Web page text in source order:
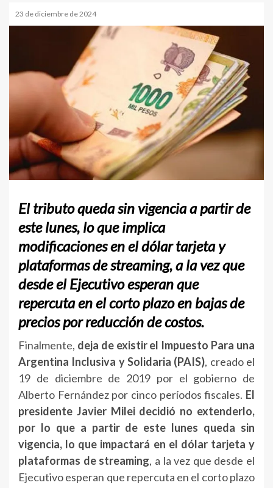
23 de diciembre de 2024
El tributo queda sin vigencia a partir de
este lunes, lo que implica
modificaciones en el dólar tarjeta y
plataformas de streaming, a la vez que
desde el Ejecutivo esperan que
repercuta en el corto plazo en bajas de
precios por reducción de costos.
Finalmente, deja de existir el Impuesto Para una
Argentina Inclusiva y Solidaria (PAIS), creado el
19 de diciembre de 2019 por el gobierno de
Alberto Fernández por cinco períodos fiscales. El
presidente Javier Milei decidió no extenderlo,
por lo que a partir de este lunes queda sin
vigencia, lo que impactará en el dólar tarjeta y
plataformas de streaming, a la vez que desde el
Ejecutivo esperan que repercuta en el corto plazo